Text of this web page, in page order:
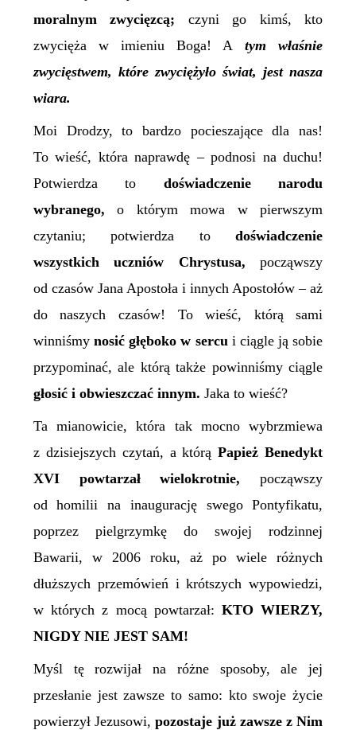
moralnym zwycięzcą; czyni go kimś, kto
zwycięża w imieniu Boga! Atym właśnie
zwycięstwem, które zwyciężyło świat, jest nasza
wiara.
Moi Drodzy, to bardzo pocieszające dla nas!
To wieść, która naprawdę – podnosi na duchu!
Potwierdza to doświadczenie narodu
wybranego, o którym mowa w pierwszym
czytaniu; potwierdza todoświadczenie
wszystkich uczniów Chrystusa, począwszy
od czasów Jana Apostoła i innych Apostołów – aż
do naszych czasów! To wieść, którą sami
winniśmy nosić głęboko w sercui ciągle ją sobie
przypominać, ale którą także powinniśmy ciągle
głosić i obwieszczać innym. Jaka to wieść?
Ta mianowicie, która tak mocno wybrzmiewa
z dzisiejszych czytań, a którąPapież Benedykt
XVI powtarzał wielokrotnie, począwszy
od homilii na inaugurację swego Pontyfikatu,
poprzez pielgrzymkę do swojej rodzinnej
Bawarii, w 2006 roku, aż po wiele różnych
dłuższych przemówień i krótszych wypowiedzi,
w których z mocą powtarzał: KTO WIERZY,
NIGDY NIE JEST SAM!
Myśl tę rozwijał na różne sposoby, ale jej
przesłanie jest zawsze to samo: kto swoje życie
powierzył Jezusowi,pozostaje już zawsze z Nim